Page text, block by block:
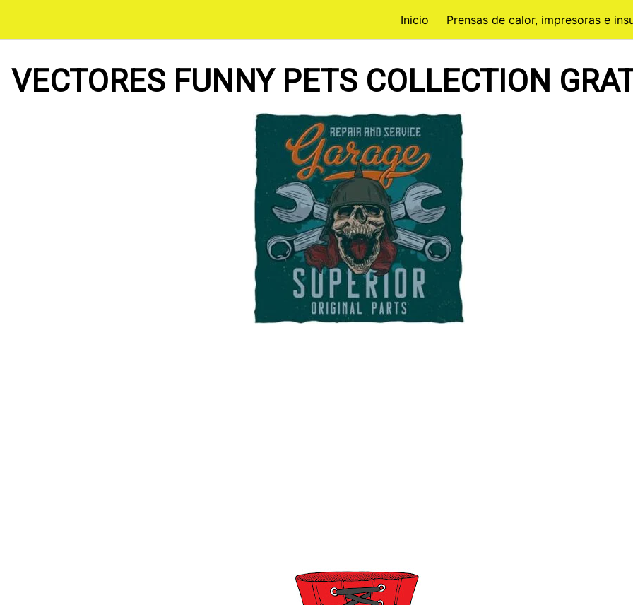
contenido
Inicio Prensas de calor, impresoras e
VECTORES FUNNY PETS COLLECTION